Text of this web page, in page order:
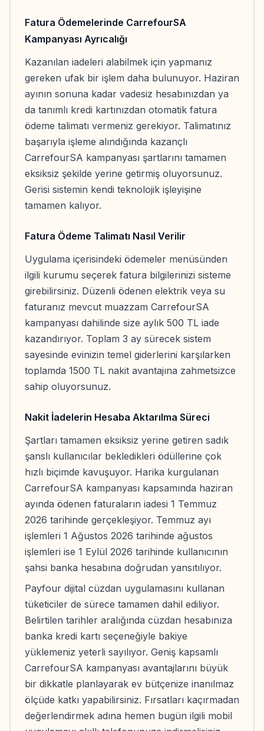
Fatura Ödemelerinde CarrefourSA
Kampanyası Ayrıcalığı
Kazanılan iadeleri alabilmek için yapmanız
gereken ufak bir işlem daha bulunuyor. Haziran
ayının sonuna kadar vadesiz hesabınızdan ya
da tanımlı kredi kartınızdan otomatik fatura
ödeme talimatı vermeniz gerekiyor. Talimatınız
başarıyla işleme alındığında kazançlı
CarrefourSA kampanyası şartlarını tamamen
eksiksiz şekilde yerine getirmiş oluyorsunuz.
Gerisi sistemin kendi teknolojik işleyişine
tamamen kalıyor.
Fatura Ödeme Talimatı Nasıl Verilir
Uygulama içerisindeki ödemeler menüsünden
ilgili kurumu seçerek fatura bilgilerinizi sisteme
girebilirsiniz. Düzenli ödenen elektrik veya su
faturanız mevcut muazzam CarrefourSA
kampanyası dahilinde size aylık 500 TL iade
kazandırıyor. Toplam 3 ay sürecek sistem
sayesinde evinizin temel giderlerini karşılarken
toplamda 1500 TL nakit avantajına zahmetsizce
sahip oluyorsunuz.
Nakit İadelerin Hesaba Aktarılma Süreci
Şartları tamamen eksiksiz yerine getiren sadık
şanslı kullanıcılar bekledikleri ödüllerine çok
hızlı biçimde kavuşuyor. Harika kurgulanan
CarrefourSA kampanyası kapsamında haziran
ayında ödenen faturaların iadesi 1 Temmuz
2026 tarihinde gerçekleşiyor. Temmuz ayı
işlemleri 1 Ağustos 2026 tarihinde ağustos
işlemleri ise 1 Eylül 2026 tarihinde kullanıcının
şahsi banka hesabına doğrudan yansıtılıyor.
Payfour dijital cüzdan uygulamasını kullanan
tüketiciler de sürece tamamen dahil ediliyor.
Belirtilen tarihler aralığında cüzdan hesabınıza
banka kredi kartı seçeneğiyle bakiye
yüklemeniz yeterli sayılıyor. Geniş kapsamlı
CarrefourSA kampanyası avantajlarını büyük
bir dikkatle planlayarak ev bütçenize inanılmaz
ölçüde katkı yapabilirsiniz. Fırsatları kaçırmadan
değerlendirmek adına hemen bugün ilgili mobil